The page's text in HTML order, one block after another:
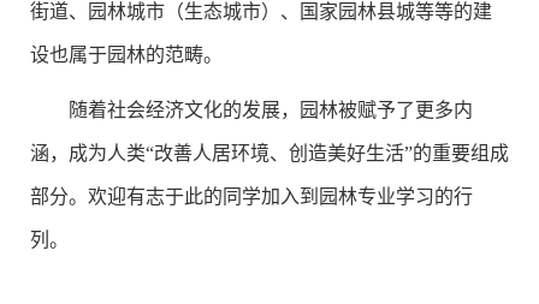
街道、园林城市（生态城市）、国家园林县城等等的建
设也属于园林的范畴。
随着社会经济文化的发展，园林被赋予了更多内
涵，成为人类“改善人居环境、创造美好生活”的重要组成
部分。欢迎有志于此的同学加入到园林专业学习的行
列。